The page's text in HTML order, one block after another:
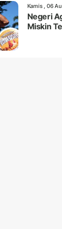
Kamis , 06
Negeri
Miskin